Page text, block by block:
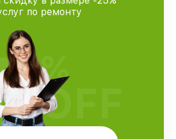
по ремонту
%
OFF